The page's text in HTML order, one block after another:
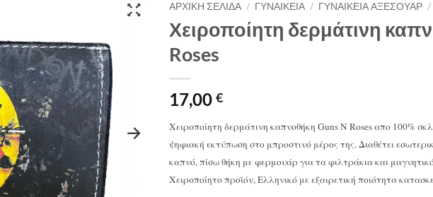
ΑΡΧΙΚΉ ΣΕΛΊΔΑ / ΓΥΝΑΙΚΕΙΑ / ΓΥΝΑΙΚΕΙΑ ΑΞΕΣΟΥΑΡ /
Χειροποίητη δερμάτινη
Roses
17,00 €
Χειροποίητη δερμάτινη καπνοθήκη Guns N Roses απο 100%
ψηφιακή εκτύπωση στο μπροστινό μέρος της. Διαθέτει
καπνό, πίσω θήκη με φερμουάρ για τα φιλτράκια και
Χειροποίητο προϊόν, Ελληνικό με εξαιρετική ποιότητα